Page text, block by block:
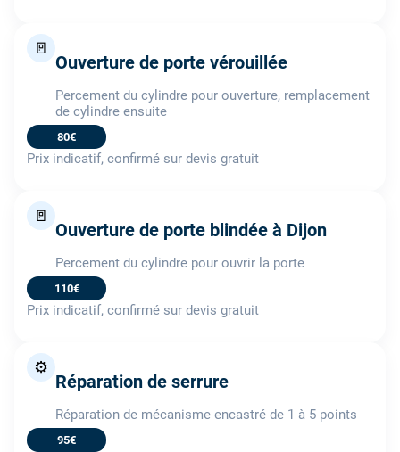
🚪
Ouverture de porte vérouillée
Percement du cylindre pour ouverture, remplacement
de cylindre ensuite
80€
Prix indicatif, confirmé sur devis gratuit
🚪
Ouverture de porte blindée à Dijon
Percement du cylindre pour ouvrir la porte
110€
Prix indicatif, confirmé sur devis gratuit
⚙️
Réparation de serrure
Réparation de mécanisme encastré de 1 à 5 points
95€